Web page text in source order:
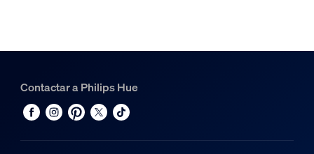
Contactar a Philips Hue